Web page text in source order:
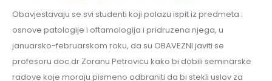
Obavjestavaju se svi studenti koji polazu ispit iz predmeta :
osnove patologije i oftamologija i pridruzena njega, u
januarsko-februarskom roku, da su OBAVEZNI javiti se
profesoru doc.dr Zoranu Petrovicu kako bi dobili seminarske
radove koje moraju pismeno odbraniti da bi stekli uslov za